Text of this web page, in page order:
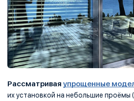
Рассматривая упрощенные
их установкой на небольшие